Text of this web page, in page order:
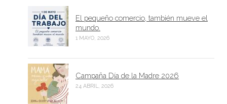
El pequeño comercio, también mueve el
mundo.
1 MAYO, 2026
Campaña Día de la Madre 2026
24 ABRIL, 2026